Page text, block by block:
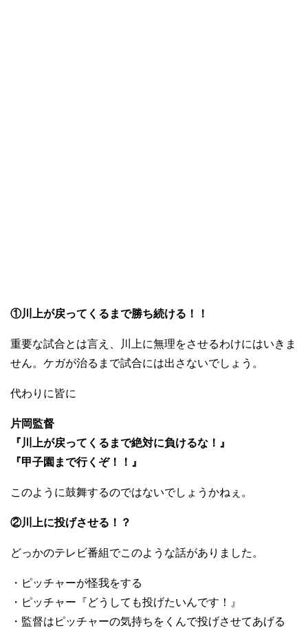
①川上が戻ってくるまで勝ち続ける！！
重要な試合とは言え、川上に無理をさせるわけにはいきま
せん。ケガが治るまで試合には出さないでしょう。
代わりに皆に
片岡監督
『川上が戻ってくるまで絶対に負けるな！』
『甲子園まで行くぞ！！』
このように鼓舞するのではないでしょうかねぇ。
②川上に投げさせる！？
どっかのテレビ番組でこのような話がありました。
・ピッチャーが怪我をする
・ピッチャー『どうしても投げたいんです！』
・監督はピッチャーの気持ちをくんで投げさせてあげる